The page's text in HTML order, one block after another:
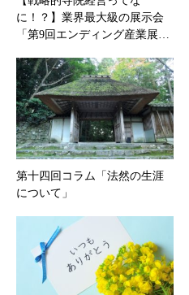
に！？】業界最⼤級の展⽰会
「第9回エンディング産業展…
第十四回コラム「法然の生涯
について」